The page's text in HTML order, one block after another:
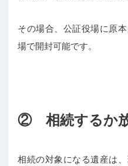
その場合、公証役場に原
場で開封可能です。
② 相続するか
相続の対象になる遺産は